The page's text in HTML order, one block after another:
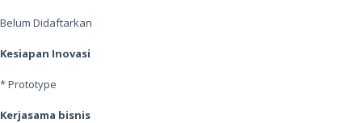
Belum Didaftarkan
Kesiapan Inovasi
* Prototype
Kerjasama bisnis